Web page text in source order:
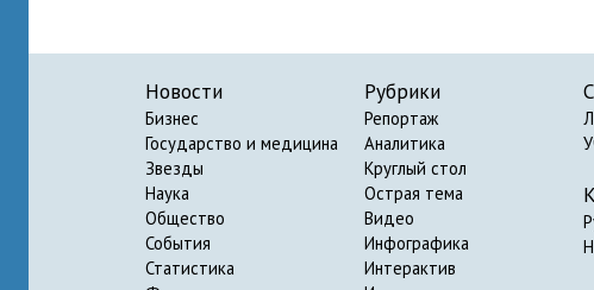
Новости
Бизнес
Государство и медицина
Звезды
Наука
Общество
События
Статистика
Рубрики
Репортаж
Аналитика
Круглый стол
Острая тема
Видео
Инфографика
Интерактив